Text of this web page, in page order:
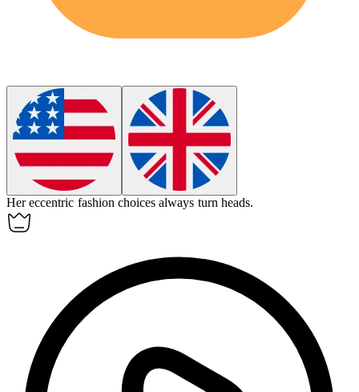
Hereccentric fashion choices always turn heads.